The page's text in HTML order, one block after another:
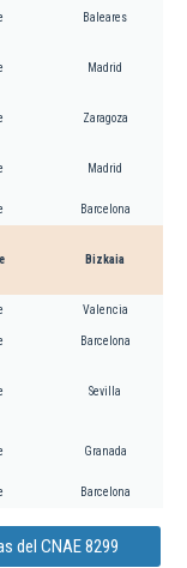
Baleares
Madrid
Zaragoza
Madrid
Barcelona
Bizkaia
Valencia
Barcelona
Sevilla
Granada
Barcelona
del CNAE 8299